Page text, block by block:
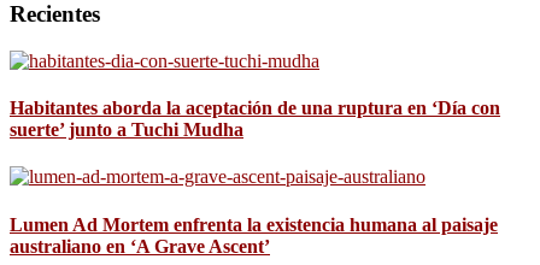
Recientes
Habitantes aborda la aceptación de una ruptura en ‘Día con
suerte’ junto a Tuchi Mudha
Lumen Ad Mortem enfrenta la existencia humana al paisaje
australiano en ‘A Grave Ascent’